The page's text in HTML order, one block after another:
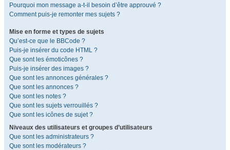
Pourquoi mon message a-t-il besoin d’être approuvé ?
Comment puis-je remonter mes sujets ?
Mise en forme et types de sujets
Qu’est-ce que le BBCode ?
Puis-je insérer du code HTML ?
Que sont les émoticônes ?
Puis-je insérer des images ?
Que sont les annonces générales ?
Que sont les annonces ?
Que sont les notes ?
Que sont les sujets verrouillés ?
Que sont les icônes de sujet ?
Niveaux des utilisateurs et groupes d’utilisateurs
Que sont les administrateurs ?
Que sont les modérateurs ?